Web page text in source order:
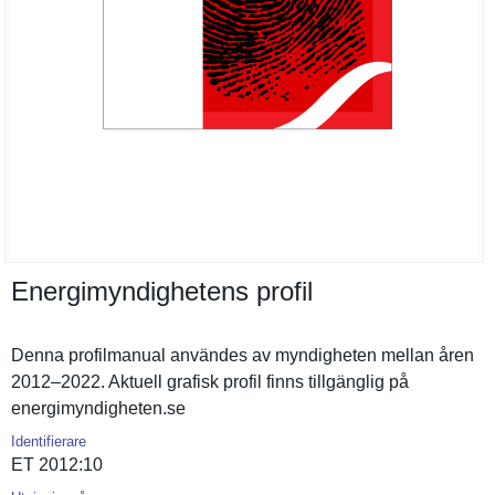
Energimyndighetens profil
Denna profilmanu­al användes av myndighete­n mellan åren
2012–2022. Aktuell grafisk profil finns tillgängli­g på
energimynd­igheten.se
Identifierare
ET 2012:10